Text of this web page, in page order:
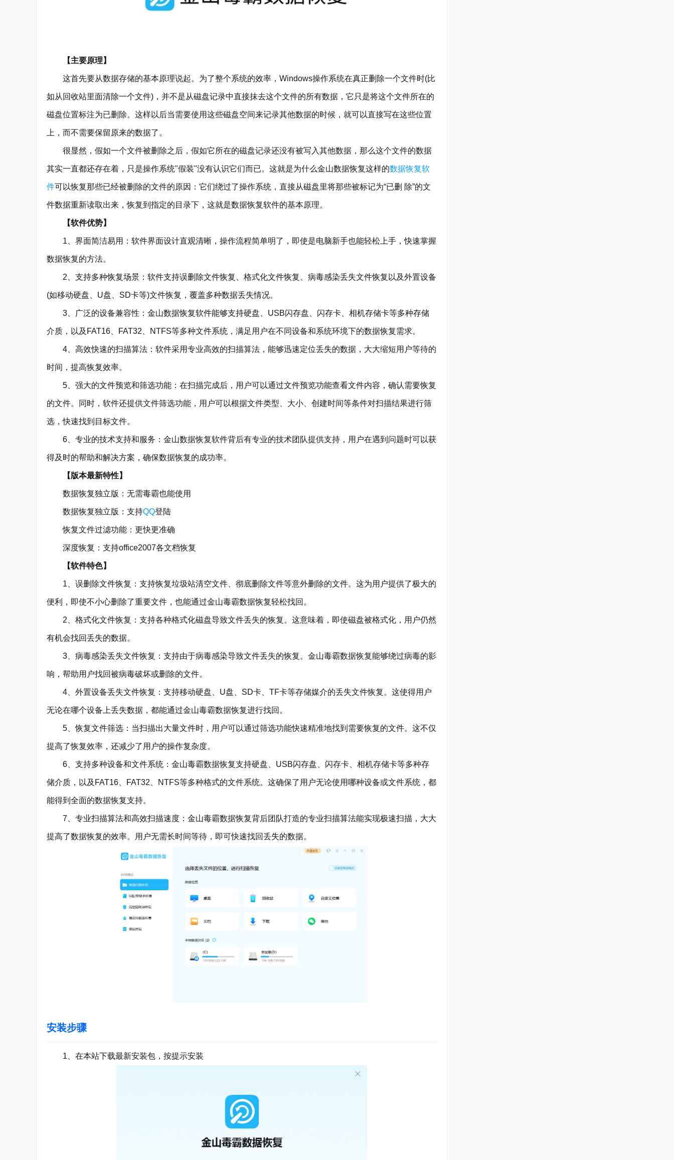
【主要原理】
这首先要从数据存储的基本原理说起。为了整个系统的效率，Windows操作系统在真正删除一个文件时(比
如从回收站里面清除一个文件)，并不是从磁盘记录中直接抹去这个文件的所有数据，它只是将这个文件所在的
磁盘位置标注为已删除。这样以后当需要使用这些磁盘空间来记录其他数据的时候，就可以直接写在这些位置
上，而不需要保留原来的数据了。
很显然，假如一个文件被删除之后，假如它所在的磁盘记录还没有被写入其他数据，那么这个文件的数据
其实一直都还存在着，只是操作系统"假装"没有认识它们而已。这就是为什么金山数据恢复这样的数据恢复软
件可以恢复那些已经被删除的文件的原因：它们绕过了操作系统，直接从磁盘里将那些被标记为“已删 除”的文
件数据重新读取出来，恢复到指定的目录下，这就是数据恢复软件的基本原理。
【软件优势】
1、界面简洁易用：软件界面设计直观清晰，操作流程简单明了，即使是电脑新手也能轻松上手，快速掌握
数据恢复的方法。
2、支持多种恢复场景：软件支持误删除文件恢复、格式化文件恢复、病毒感染丢失文件恢复以及外置设备
(如移动硬盘、U盘、SD卡等)文件恢复，覆盖多种数据丢失情况。
3、广泛的设备兼容性：金山数据恢复软件能够支持硬盘、USB闪存盘、闪存卡、相机存储卡等多种存储
介质，以及FAT16、FAT32、NTFS等多种文件系统，满足用户在不同设备和系统环境下的数据恢复需求。
4、高效快速的扫描算法：软件采用专业高效的扫描算法，能够迅速定位丢失的数据，大大缩短用户等待的
时间，提高恢复效率。
5、强大的文件预览和筛选功能：在扫描完成后，用户可以通过文件预览功能查看文件内容，确认需要恢复
的文件。同时，软件还提供文件筛选功能，用户可以根据文件类型、大小、创建时间等条件对扫描结果进行筛
选，快速找到目标文件。
6、专业的技术支持和服务：金山数据恢复软件背后有专业的技术团队提供支持，用户在遇到问题时可以获
得及时的帮助和解决方案，确保数据恢复的成功率。
【版本最新特性】
数据恢复独立版：无需毒霸也能使用
数据恢复独立版：支持QQ登陆
恢复文件过滤功能：更快更准确
深度恢复：支持office2007各文档恢复
【软件特色】
1、误删除文件恢复：支持恢复垃圾站清空文件、彻底删除文件等意外删除的文件。这为用户提供了极大的
便利，即使不小心删除了重要文件，也能通过金山毒霸数据恢复轻松找回。
2、格式化文件恢复：支持各种格式化磁盘导致文件丢失的恢复。这意味着，即使磁盘被格式化，用户仍然
有机会找回丢失的数据。
3、病毒感染丢失文件恢复：支持由于病毒感染导致文件丢失的恢复。金山毒霸数据恢复能够绕过病毒的影
响，帮助用户找回被病毒破坏或删除的文件。
4、外置设备丢失文件恢复：支持移动硬盘、U盘、SD卡、TF卡等存储媒介的丢失文件恢复。这使得用户
无论在哪个设备上丢失数据，都能通过金山毒霸数据恢复进行找回。
5、恢复文件筛选：当扫描出大量文件时，用户可以通过筛选功能快速精准地找到需要恢复的文件。这不仅
提高了恢复效率，还减少了用户的操作复杂度。
6、支持多种设备和文件系统：金山毒霸数据恢复支持硬盘、USB闪存盘、闪存卡、相机存储卡等多种存
储介质，以及FAT16、FAT32、NTFS等多种格式的文件系统。这确保了用户无论使用哪种设备或文件系统，都
能得到全面的数据恢复支持。
7、专业扫描算法和高效扫描速度：金山毒霸数据恢复背后团队打造的专业扫描算法能实现极速扫描，大大
提高了数据恢复的效率。用户无需长时间等待，即可快速找回丢失的数据。
安装步骤
1、在本站下载最新安装包，按提示安装